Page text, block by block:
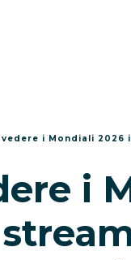
vedere i Mondiali 2026
i